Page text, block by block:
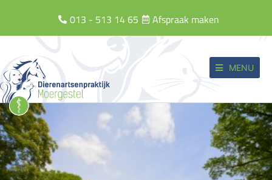
013 - 513 14 65 Afspraak maken
MENU